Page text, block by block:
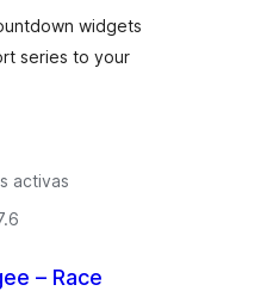
widgets
series to your
activas
– Race